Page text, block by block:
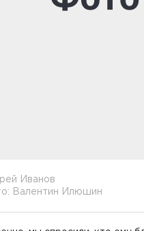
Иванов
Валентин Илюшин